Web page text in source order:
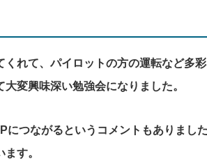
れて、パイロットの方の運転など多
変興味深い勉強会になりました。
つながるというコメントもありまし
す。